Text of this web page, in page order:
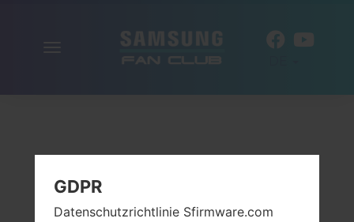
GDPR
Datenschutzrichtlinie Sfirmware.com